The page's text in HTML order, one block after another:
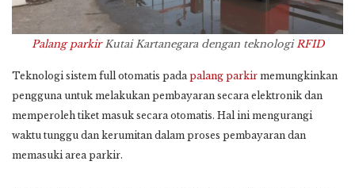
Palang parkirKutai Kartanegara dengan teknologiRFID
Teknologi sistem full otomatis padapalang parkir memungkinkan
pengguna untuk melakukan pembayaran secara elektronik dan
memperoleh tiket masuk secara otomatis. Hal ini mengurangi
waktu tunggu dan kerumitan dalam proses pembayaran dan
memasuki area parkir.